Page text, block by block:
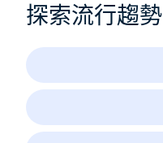
探索流行趨勢